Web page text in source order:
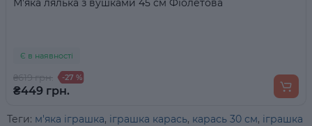
М'яка лялька з вушками 45 см Фіолетова
Є в наявності
₴619 грн. -27 %
₴449 грн.
Теги: м'яка іграшка, іграшка карась, карась 30 см, іграшка